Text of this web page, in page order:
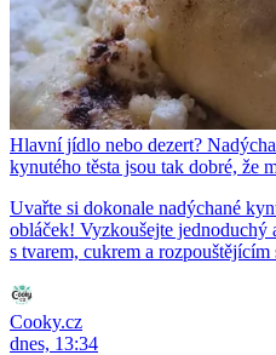
Hlavní jídlo nebo dezert?
kynutého těsta jsou tak dobré, že
Uvařte si dokonale nadýchané
obláček! Vyzkoušejte jednoduchý
s tvarem, cukrem a rozpouštějícím
Cooky.cz
dnes, 13:34